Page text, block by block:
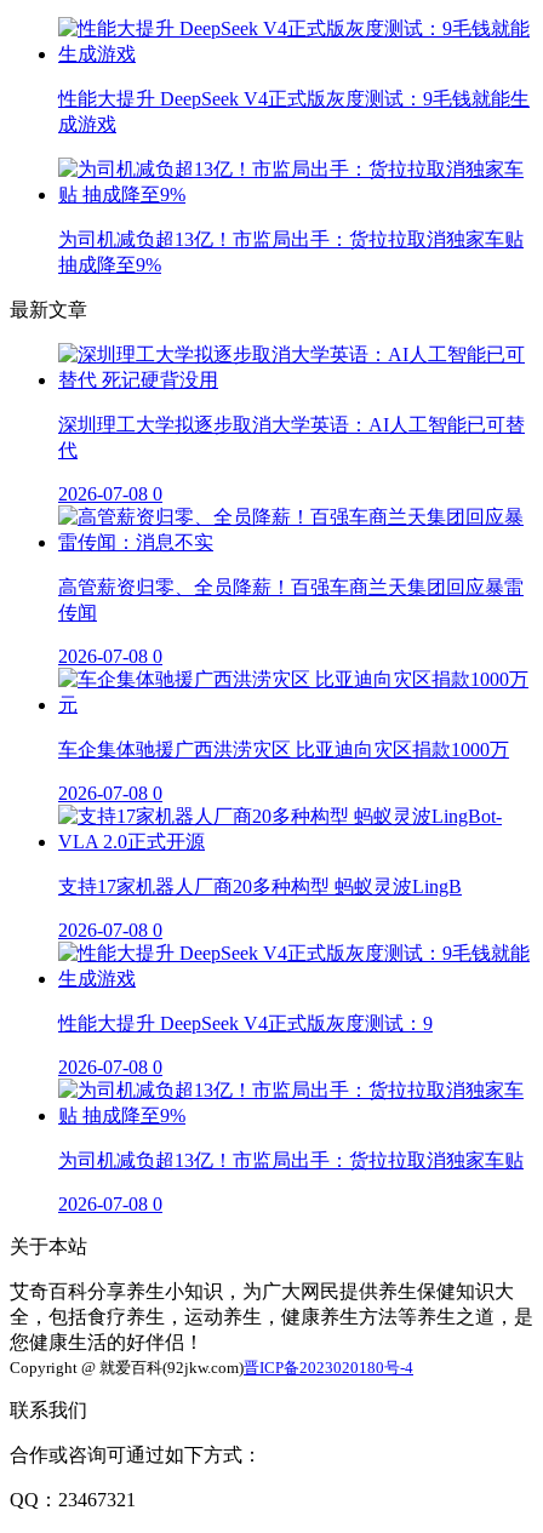
性能大提升 DeepSeek V4正式版灰度测试：9毛钱就能生
成游戏
为司机减负超13亿！市监局出手：货拉拉取消独家车贴
抽成降至9%
最新文章
深圳理工大学拟逐步取消大学英语：AI人工智能已可替
代
2026-07-08 0
高管薪资归零、全员降薪！百强车商兰天集团回应暴雷
传闻
2026-07-08 0
车企集体驰援广西洪涝灾区 比亚迪向灾区捐款1000万
2026-07-08 0
支持17家机器人厂商20多种构型 蚂蚁灵波LingB
2026-07-08 0
性能大提升 DeepSeek V4正式版灰度测试：9
2026-07-08 0
为司机减负超13亿！市监局出手：货拉拉取消独家车贴
2026-07-08 0
关于本站
艾奇百科分享养生小知识，为广大网民提供养生保健知识大
全，包括食疗养生，运动养生，健康养生方法等养生之道，是
您健康生活的好伴侣！
Copyright @ 就爱百科(92jkw.com)晋ICP备2023020180号-4
联系我们
合作或咨询可通过如下方式：
QQ：23467321